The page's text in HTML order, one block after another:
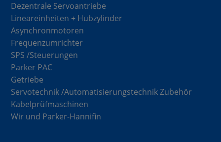
Dezentrale Servoantriebe
Lineareinheiten + Hubzylinder
Asynchronmotoren
Frequenzumrichter
SPS /Steuerungen
Parker PAC
Getriebe
Servotechnik /Automatisierungstechnik Zubehör
Kabelprüfmaschinen
Wir und Parker-Hannifin